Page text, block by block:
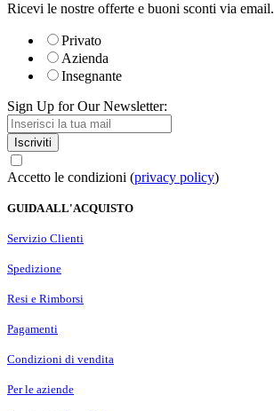
Ricevi le nostre offerte e buoni sconti via email.
Privato
Azienda
Insegnante
Sign Up for Our Newsletter:
Iscriviti
Accetto le condizioni (privacy policy)
GUIDA ALL'ACQUISTO
Servizio Clienti
Spedizione
Resi e Rimborsi
Pagamenti
Condizioni di vendita
Per le aziende